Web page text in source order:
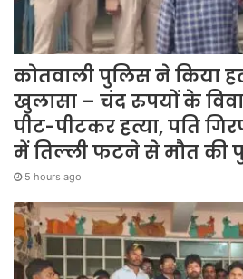
कोतवाली पुलिस ने किया
खुलासा – चंद रुपयों के
पीट-पीटकर हत्या, पति
में तिल्ली फटने से मौत की
5 hours ago